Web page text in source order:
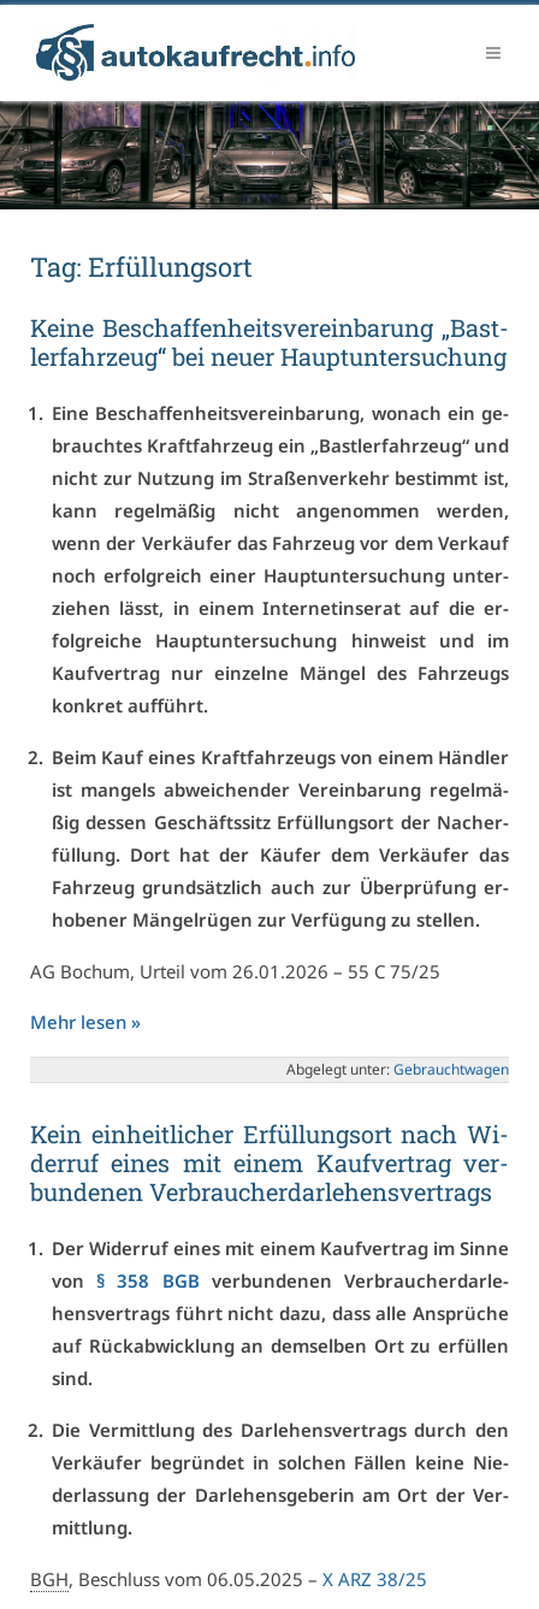
Tag: Er­fül­lungs­ort
Kei­ne Be­schaf­fen­heits­ver­ein­ba­rung „Bast­
ler­fahr­zeug“ bei neu­er Haupt­un­ter­su­chung
Ei­ne Be­schaf­fen­heits­ver­ein­ba­rung, wo­nach ein ge­
brauch­tes Kraft­fahr­zeug ein „Bast­ler­fahr­zeug“ und
nicht zur Nut­zung im Stra­ßen­ver­kehr be­stimmt ist,
kann re­gel­mä­ßig nicht an­ge­nom­men wer­den,
wenn der Ver­käu­fer das Fahr­zeug vor dem Ver­kauf
noch er­folg­reich ei­ner Haupt­un­ter­su­chung un­ter­
zie­hen lässt, in ei­nem In­ter­net­in­se­rat auf die er­
folg­rei­che Haupt­un­ter­su­chung hin­weist und im
Kauf­ver­trag nur ein­zel­ne Män­gel des Fahr­zeugs
kon­kret auf­führt.
Beim Kauf ei­nes Kraft­fahr­zeugs von ei­nem Händ­ler
ist man­gels ab­wei­chen­der Ver­ein­ba­rung re­gel­mä­
ßig des­sen Ge­schäfts­sitz Er­fül­lungs­ort der Nach­er­
fül­lung. Dort hat der Käu­fer dem Ver­käu­fer das
Fahr­zeug grund­sätz­lich auch zur Über­prü­fung er­
ho­be­ner Män­gel­rü­gen zur Ver­fü­gung zu stel­len.
AG Bo­chum, Ur­teil vom 26.01.2026 – 55 C 75/25
Mehr le­sen »
Ab­ge­legt un­ter:Ge­braucht­wa­gen
Kein ein­heit­li­cher Er­fül­lungs­ort nach Wi­
der­ruf ei­nes mit ei­nem Kauf­ver­trag ver­
bun­de­nen Ver­brau­cher­dar­le­hens­ver­trags
Der Wi­der­ruf ei­nes mit ei­nem Kauf­ver­trag im Sin­ne
von§ 358 BGB ver­bun­de­nen Ver­brau­cher­dar­le­
hens­ver­trags führt nicht da­zu, dass al­le An­sprü­che
auf Rück­ab­wick­lung an dem­sel­ben Ort zu er­fül­len
sind.
Die Ver­mitt­lung des Dar­le­hens­ver­trags durch den
Ver­käu­fer be­grün­det in sol­chen Fäl­len kei­ne Nie­
der­las­sung der Dar­le­hens­ge­be­rin am Ort der Ver­
mitt­lung.
BGH, Be­schluss vom 06.05.2025 – X ARZ 38/25